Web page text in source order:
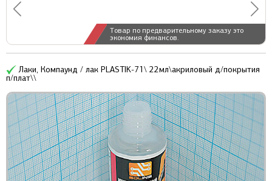
Товар по предварительному заказу это
экономия финансов.
Лаки, Компаунд / лак PLASTIK-71\ 22мл\акриловый д/покрытия
п/плат\\